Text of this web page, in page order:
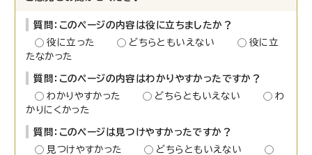
質問：このページの内容は役に立ちましたか？
役に立った
どちらともいえない
役に立
たなかった
質問：このページの内容はわかりやすかったですか？
わかりやすかった
どちらともいえない
わ
かりにくかった
質問：このページは見つけやすかったですか？
見つけやすかった
どちらともいえない